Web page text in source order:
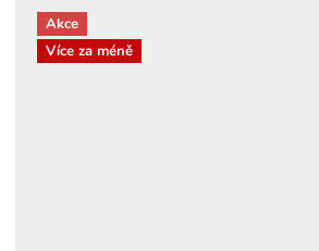
Akce
Více za méně